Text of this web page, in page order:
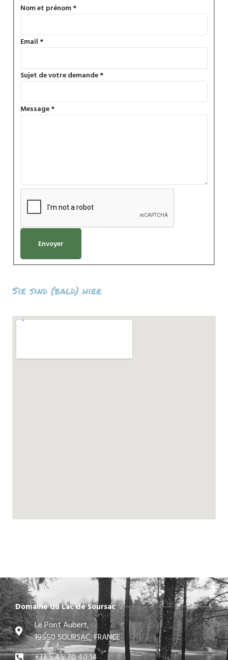
Formulaire
contact
Nom et prénom*
Email *
Sujet de votre demande*
Message*
Envoyer
Sie sind (bald) hier
Domaine du Lac de Soursac
Le Pont Aubert,
19550 SOURSAC, FRANCE
+33 5 45 70 40 14